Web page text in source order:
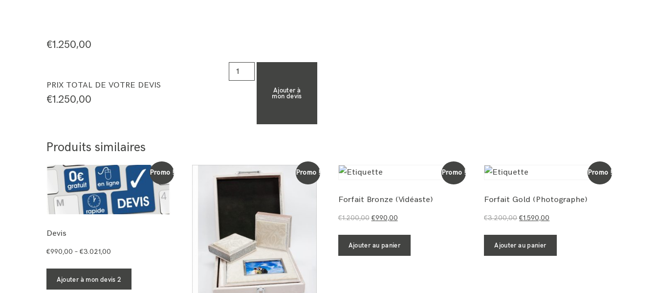
€1.250,00
PRIX TOTAL DE VOTRE DEVIS
€1.250,00
Ajouter à
mon devis
Produits similaires
Promo !
Devis
€990,00 – €3.021,00
Ajouter à mon devis 2
Promo ! Promo !
Forfait Bronze (Vidéaste)
€1.200,00 €990,00
Ajouter au panier
Promo !
Forfait Gold (Photographe)
€3.200,00 €1.590,00
Ajouter au panier